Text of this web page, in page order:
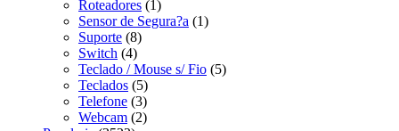
Roteadores (1)
Sensor de Segura?a (1)
Suporte (8)
Switch (4)
Teclado / Mouse s/ Fio (5)
Teclados (5)
Telefone (3)
Webcam (2)